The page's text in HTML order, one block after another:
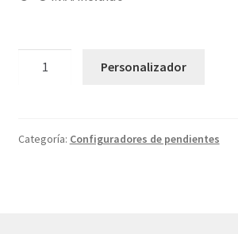
Personalizador
Categoría: Configuradores de pendientes